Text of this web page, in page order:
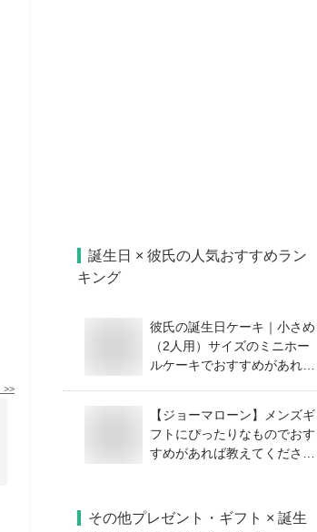
>>
誕生日 × 彼氏の人気おすすめラン
キング
彼氏の誕生日ケーキ｜小さめ
（2人用）サイズのミニホー
ルケーキでおすすめがあれば
【ジョーマローン】メンズギ
フトにぴったりなものでおす
すめがあれば教えてくださ
その他プレゼント・ギフト × 誕生